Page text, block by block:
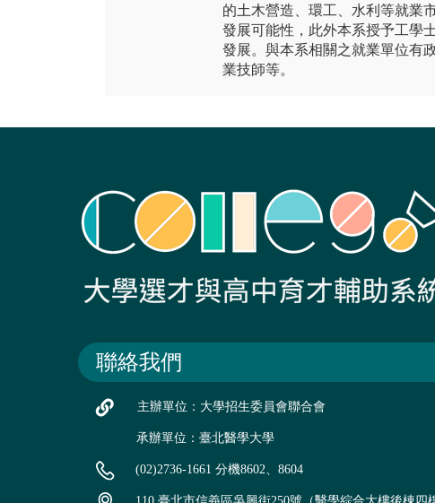
的土木營造、環工、水利等就業
發展可能性，此外本系授予工學
發展。與本系相關之就業單位有
業技師等。
聯絡我們
主辦單位：大學招生委員會聯合會
承辦單位：臺北醫學大學
(02)2736-1661 分機8602、8604